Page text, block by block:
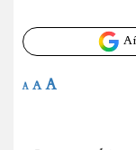
A A A